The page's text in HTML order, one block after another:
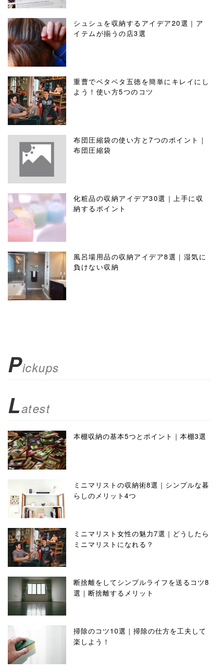
シュシュを収納するアイデア20選｜ア
イテムが揃うの店3選
重曹でベタベタ五徳を簡単にキレイにし
よう！使い方5つのコツ
布団圧縮袋の使い方と7つのポイント｜
布団圧縮袋
化粧品の収納アイデア30選｜上手に収
納するポイント
風呂場用品の収納アイデア8選｜湿気に
負けない収納
Pickups
Latest
本棚収納の基本5つとポイント｜本棚3選
ミニマリストの収納術8選｜シンプルな暮
らしのメリット4つ
ミニマリスト女性の魅力7選｜どうしたら
ミニマリストになれる？
断捨離をしてシンプルライフを送るコツ8
選｜断捨離するメリット
掃除のコツ10選｜掃除の仕方を工夫して
楽しよう！